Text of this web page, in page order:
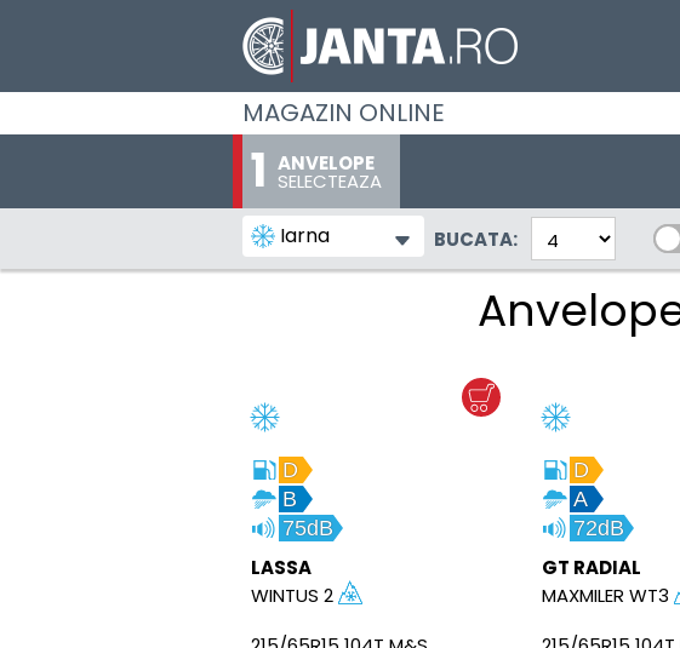
MAGAZIN ONLINE
ANVELOPE
SELECTEAZA
Iarna BUCATA:
D
B
75dB
LASSA
WINTUS 2
D
A
72dB
GT RADIAL
MAXMILER WT3